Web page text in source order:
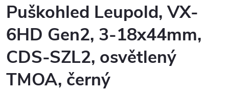
Puškohled Leupold, VX-
6HD Gen2, 3-18x44mm,
CDS-SZL2, osvětlený
TMOA, černý